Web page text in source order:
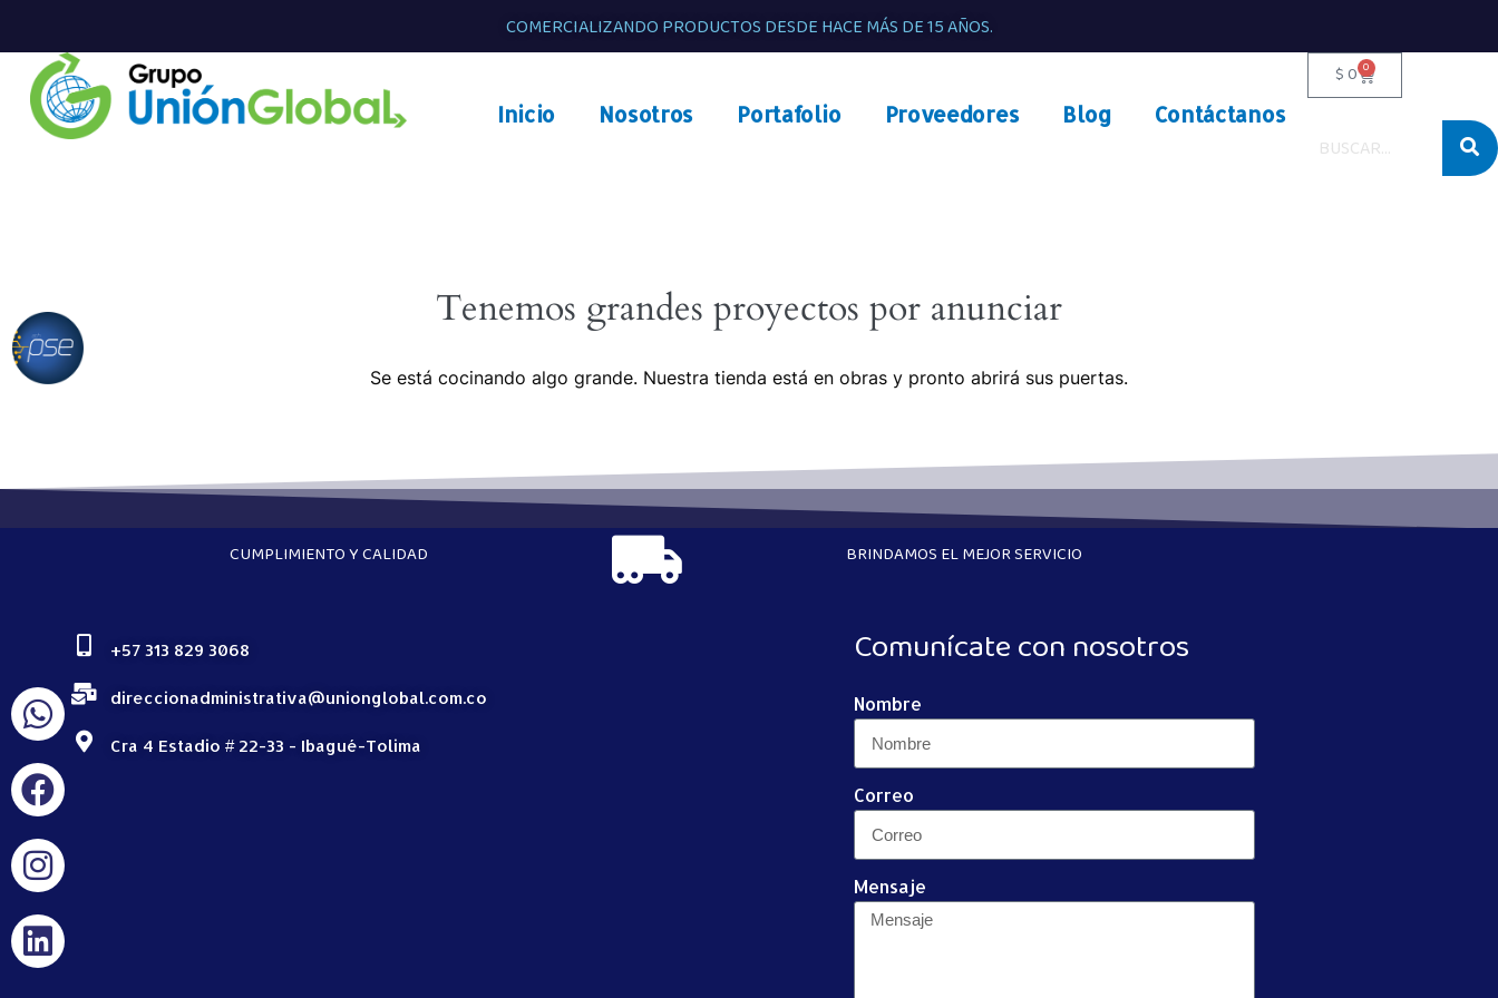
COMERCIALIZANDO PRODUCTOS DESDE HACE MÁS DE 15 AÑOS.
Inicio Nosotros Portafolio Proveedores Blog Contáctanos
$0 0
Tenemos grandes proyectos por anunciar
Se está cocinando algo grande. Nuestra tienda está en obras y pronto abrirá sus puertas.
CUMPLIMIENTO Y CALIDAD BRINDAMOS EL MEJOR SERVICIO
+57 313 829 3068
direccionadministrativa@unionglobal.com.co
Cra 4 Estadio # 22-33 - Ibagué-Tolima
Comunícate con nosotros
Nombre
Correo
Mensaje